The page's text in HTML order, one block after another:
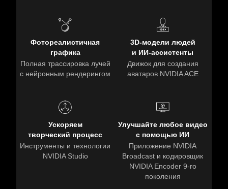
Фотореалистичная
графика
Полная трассировка лучей
с нейронным рендерингом
3D-модели людей
и ИИ-ассистенты
Движок для создания
аватаров NVIDIA ACE
Ускоряем
творческий процесс
Инструменты и технологии
NVIDIA Studio
Улучшайте любое видео
с помощью ИИ
Приложение NVIDIA
Broadcast и кодировщик
NVIDIA Encoder 9-го
поколения